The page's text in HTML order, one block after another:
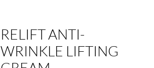
RELIFT ANTI-
WRINKLE LIFTING